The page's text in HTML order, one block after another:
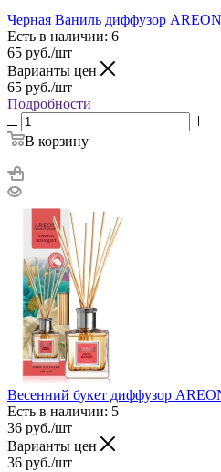
Черная Ваниль диффузор
Есть в наличии: 6
65 руб./шт
Варианты цен
65 руб./шт
Подробности
В корзину
Весенний букет диффузор
Есть в наличии: 5
36 руб./шт
Варианты цен
36 руб./шт